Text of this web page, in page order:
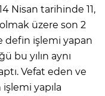
Nisan tarihinde 11,
üzere son 2
defin işlemi yapan
bu yılın aynı
Vefat eden ve
yapıla